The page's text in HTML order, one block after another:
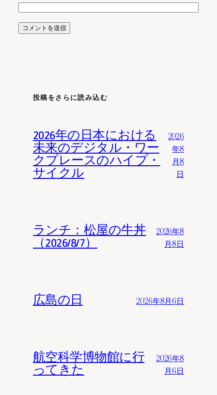
投稿をさらに読み込む
2026年の日本における
未来のデジタル・ワー
クプレースのハイプ・
サイクル
2026
年8
月8
日
ランチ：松屋の牛丼
（2026/8/7）
2026年8
月8日
広島の日 2026年8月6日
航空科学博物館に行
ってきた
2026年8
月6日